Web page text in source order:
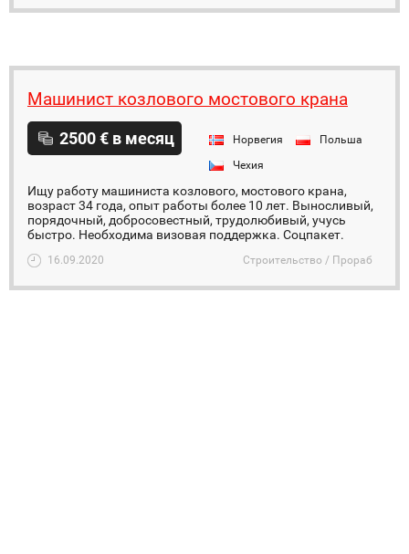
Машинист козлового мостового крана
2500 € в месяц Норвегия
Польша
Чехия
Ищу работу машиниста козлового, мостового крана,
возраст 34 года, опыт работы более 10 лет. Выносливый,
порядочный, добросовестный, трудолюбивый, учусь
быстро. Необходима визовая поддержка. Соцпакет.
16.09.2020 Строительство / Прораб